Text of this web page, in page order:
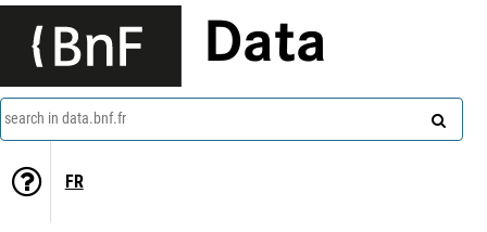
Data
search in data.bnf.fr
FR